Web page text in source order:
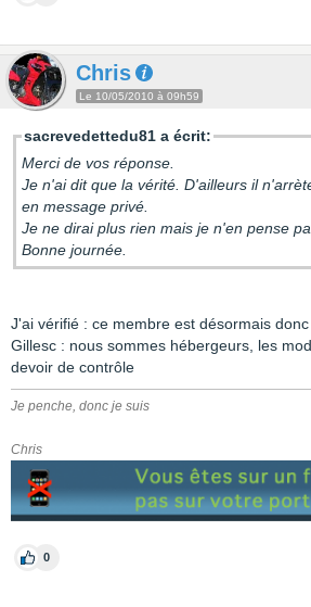
Chris
Le 10/05/2010 à 09h59
sacrevedettedu81 a écrit:
Merci de vos réponse.
Je n'ai dit que la vérité. D'ailleurs il
en message privé.
Je ne dirai plus rien mais je n'en pense
Bonne journée.
J'ai vérifié : ce membre est désormais donc
Gillesc : nous sommes hébergeurs, les
devoir de contrôle
Je penche, donc je suis
Chris
0